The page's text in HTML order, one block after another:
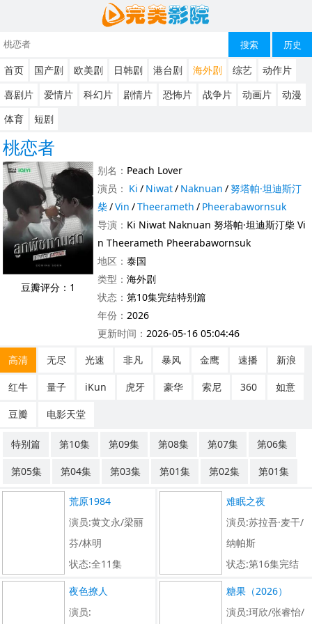
搜索 历史
首页 国产剧 欧美剧 日韩剧 港台剧 海外剧 综艺
动作片
喜剧片
爱情片 科幻片 剧情片 恐怖片 战争片 动画片
动漫
体育
短剧
桃恋者
豆瓣评分：1
别名： Peach Lover
演员： Ki / Niwat/ Naknuan /努塔帕·坦迪斯汀
柴/Vin /Theerameth / Pheerabawornsuk
导演： Ki Niwat Naknuan 努塔帕·坦迪斯汀柴 Vi
n Theerameth Pheerabawornsuk
地区： 泰国
类型： 海外剧
状态： 第10集完结特别篇
年份： 2026
更新时间： 2026-05-16 05:04:46
高清
无尽 光速 非凡 暴风 金鹰 速播 新浪
红牛 量子 iKun 虎牙 豪华 索尼 360 如意
豆瓣 电影天堂
特别篇 第10集 第09集 第08集 第07集 第06集
第05集 第04集 第03集 第01集 第02集 第01集
荒原1984
演员:黄文永/梁丽
芬/林明
状态:全11集
类型:海外剧
难眠之夜
演员:苏拉吾·麦干/
纳帕斯
状态:第16集完结
类型:海外剧
夜色撩人
演员:
糖果（2026）
演员:珂欣/张睿怡/